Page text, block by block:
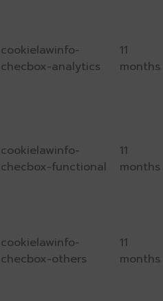
cookielawinfo-
checbox-analytics
11
months
cookielawinfo-
checbox-functional
11
months
cookielawinfo-
checbox-others
11
months